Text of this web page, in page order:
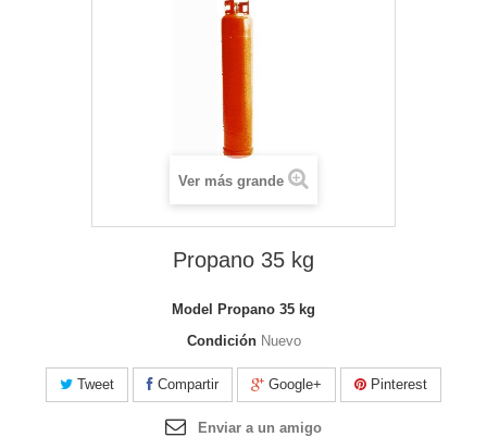
Ver más grande
Propano 35 kg
Model
Propano 35 kg
Condición Nuevo
Tweet Compartir Google+ Pinterest
Enviar a un amigo